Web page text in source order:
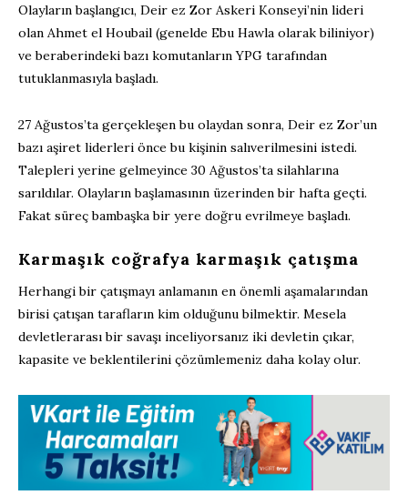
Olayların başlangıcı, Deir ez Zor Askeri Konseyi’nin lideri
olan Ahmet el Houbail (genelde Ebu Hawla olarak biliniyor)
ve beraberindeki bazı komutanların YPG tarafından
tutuklanmasıyla başladı.
27 Ağustos’ta gerçekleşen bu olaydan sonra, Deir ez Zor’un
bazı aşiret liderleri önce bu kişinin salıverilmesini istedi.
Talepleri yerine gelmeyince 30 Ağustos’ta silahlarına
sarıldılar. Olayların başlamasının üzerinden bir hafta geçti.
Fakat süreç bambaşka bir yere doğru evrilmeye başladı.
Karmaşık coğrafya karmaşık çatışma
Herhangi bir çatışmayı anlamanın en önemli aşamalarından
birisi çatışan tarafların kim olduğunu bilmektir. Mesela
devletlerarası bir savaşı inceliyorsanız iki devletin çıkar,
kapasite ve beklentilerini çözümlemeniz daha kolay olur.